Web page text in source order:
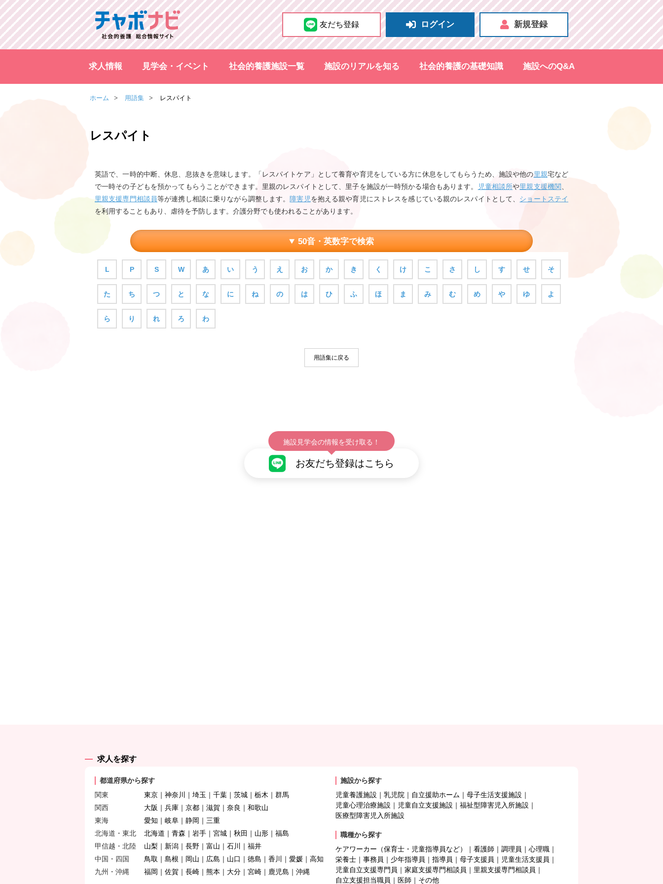
友だち登録 ログイン 新規登録
求人情報 見学会・イベント 社会的養護施設一覧 施設のリアルを知る 社会的養護の基礎知識 施設へのQ&A
ホーム 用語集 レスパイト
レスパイト
英語で、一時的中断、休息、息抜きを意味します。「レスパイトケア」として養育や育児をしている方に休息をしてもらうため、施設や他の里親宅など
で一時その子どもを預かってもらうことができます。里親のレスパイトとして、里子を施設が一時預かる場合もあります。
児童相談所や里親支援機関
里親支援専門相談員等が連携し相談に乗りながら調整します。 障害児を抱える親や育児にストレスを感じている親のレスパイトとして、 ショートステイ
を利用することもあり、虐待を予防します。介護分野でも使われることがあります。
50音・英数字で検索
L P S W あ い う え お か き く け こ さ し す せ そ
た ち つ と な に ね の は ひ ふ ほ ま み む め や ゆ よ
ら り れ ろ わ
用語集に戻る
施設見学会の情報を受け取る！
お友だち登録はこちら
求人を探す
都道府県から探す
関東
東京 神奈川 埼玉 千葉 茨城 栃木
群馬
関西
大阪 兵庫 京都 滋賀 奈良
和歌山
東海
愛知 岐阜 静岡
三重
北海道・東北
北海道 青森 岩手 宮城 秋田 山形
福島
甲信越・北陸
山梨 新潟 長野 富山 石川
福井
中国・四国
鳥取 島根 岡山 広島 山口 徳島 香川 愛媛
高知
九州・沖縄
福岡 佐賀 長崎 熊本 大分 宮崎 鹿児島 沖縄
施設から探す
児童養護施設
乳児院 自立援助ホーム
母子生活支援施設
児童心理治療施設
児童自立支援施設
福祉型障害児入所施設
医療型障害児入所施設
職種から探す
ケアワーカー（保育士・児童指導員など）
看護師 調理員
心理職
栄養士
事務員 少年指導員 指導員 母子支援員
児童生活支援員
児童自立支援専門員
家庭支援専門相談員
里親支援専門相談員
自立支援担当職員
医師 その他